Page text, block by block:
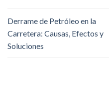
Derrame de Petróleo en la
Carretera: Causas, Efectos y
Soluciones